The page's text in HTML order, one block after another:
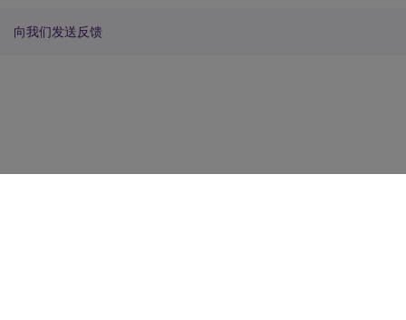
向我们发送反馈